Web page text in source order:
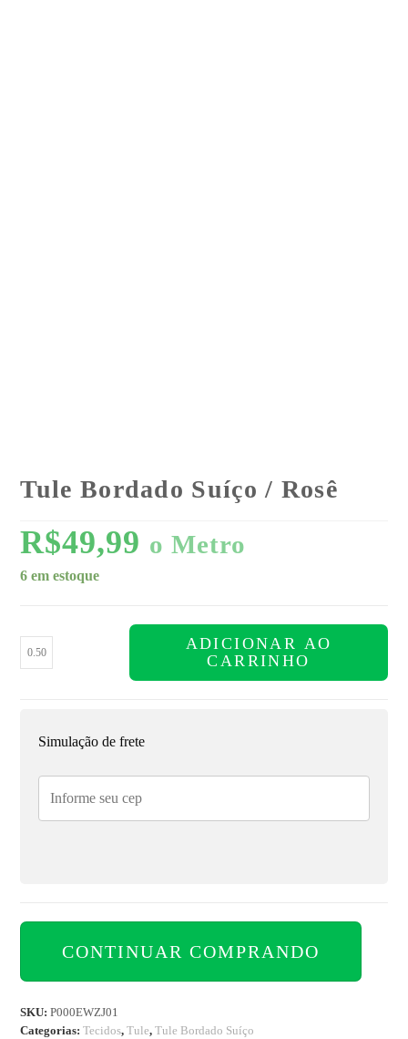
Tule Bordado Suíço / Rosê
R$49,99 o Metro
6 em estoque
ADICIONAR AO
CARRINHO
Simulação de frete
CONTINUAR COMPRANDO
SKU:P000EWZJ01
Categorias:Tecidos,Tule,Tule Bordado Suíço